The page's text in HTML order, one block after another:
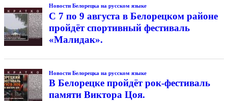
Новости Белорецка на русском языке
С 7 по 9 августа в Белорецком районе
пройдёт спортивный фестиваль
«Малидак».
Новости Белорецка на русском языке
В Белорецке пройдёт рок-фестиваль
памяти Виктора Цоя.